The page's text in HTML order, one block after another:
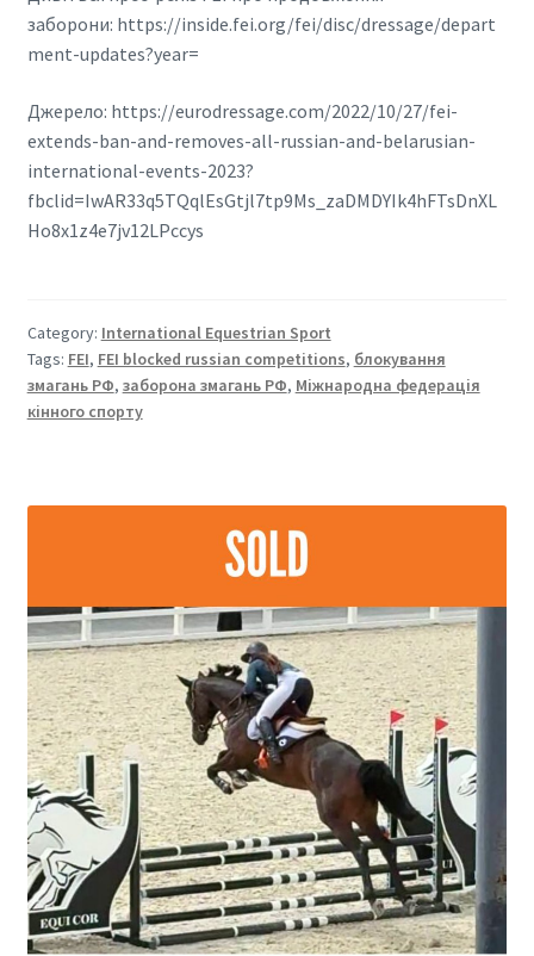
заборони: https://inside.fei.org/fei/disc/dressage/depart
ment-updates?year=
Джерело: https://eurodressage.com/2022/10/27/fei-
extends-ban-and-removes-all-russian-and-belarusian-
international-events-2023?
fbclid=IwAR33q5TQqlEsGtjl7tp9Ms_zaDMDYIk4hFTsDnXL
Ho8x1z4e7jv12LPccys
Category: International Equestrian Sport
Tags: FEI, FEI blocked russian competitions, блокування
змагань РФ, заборона змагань РФ, Міжнародна федерація
кінного спорту